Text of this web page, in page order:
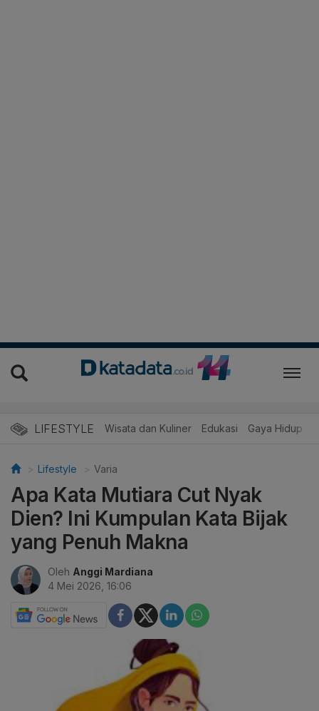
LIFESTYLE Wisata dan Kuliner Edukasi Gaya Hidup
Lifestyle Varia
Apa Kata Mutiara Cut Nyak
Dien? Ini Kumpulan Kata Bijak
yang Penuh Makna
Oleh Anggi Mardiana
4 Mei 2026, 16:06